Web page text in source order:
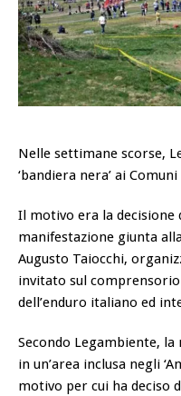
Nelle settimane scorse,
‘bandiera nera’ ai
Il motivo era la decisione
manifestazione giunta
Augusto Taiocchi,
invitato sul
dell’enduro italiano ed
Secondo Legambiente,
in un’area inclusa negli
motivo per cui ha deciso